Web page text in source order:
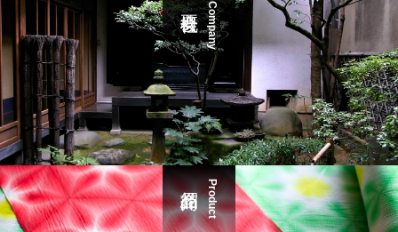
Company
Product